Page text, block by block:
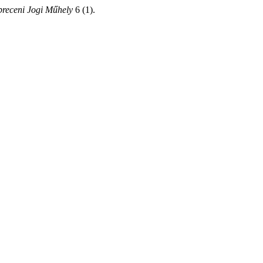
Jogi Műhely 6 (1).